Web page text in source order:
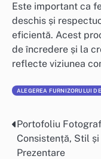
Este important ca
deschis și
eficientă. Acest
de încredere și la
reflecte viziunea
ALEGEREA FURNIZORULUI
Post
navigation
Portofoliu
Consistență, Stil și
Prezentare